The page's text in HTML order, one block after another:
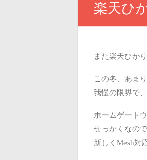
楽天ひ
また楽天ひか
この冬、あま
我慢の限界で
ホームゲート
せっかくなので
新しくMesh対